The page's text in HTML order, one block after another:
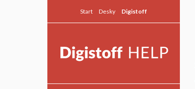
Start Desky Digistoff